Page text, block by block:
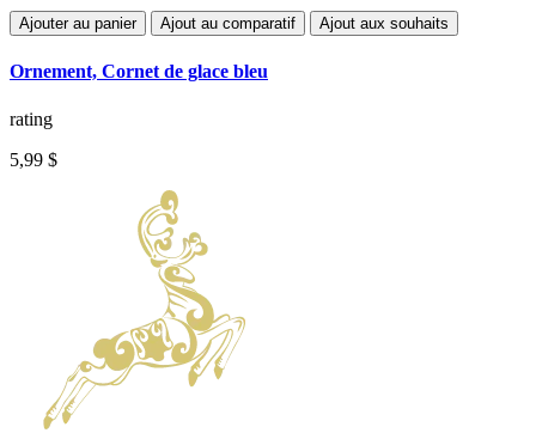
Ajouter au panier Ajout au comparatif Ajout aux souhaits
Ornement, Cornet de glace bleu
rating
5,99 $